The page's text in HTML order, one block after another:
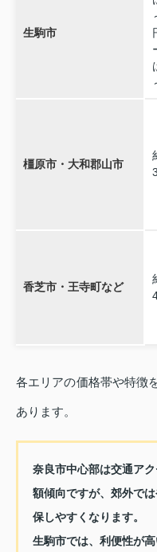
生駒市
橿原市・大和郡山市
香芝市・王寺町など
各エリアの価格帯や特徴
あります。
奈良市中心部は交通ア
額傾向ですが、郊外で
保しやすくなります。
生駒市では、利便性が